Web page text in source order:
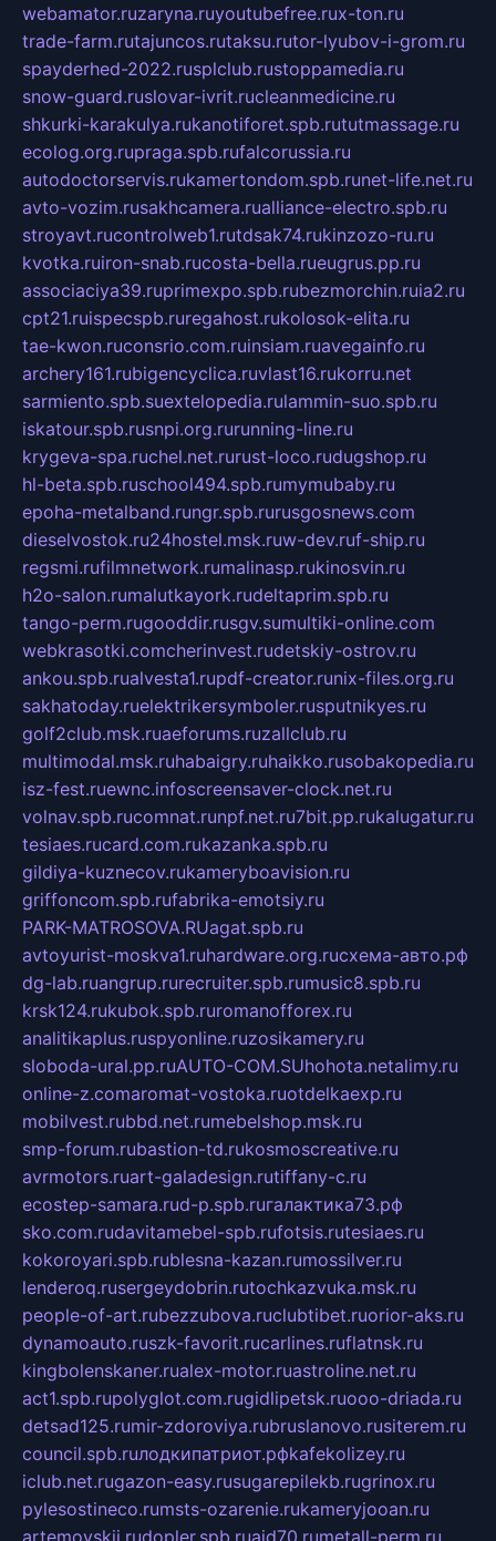
webamator.ruzaryna.ruyoutubefree.rux-ton.ru
trade-farm.rutajuncos.rutaksu.rutor-lyubov-i-grom.ru
spayderhed-2022.rusplclub.rustoppamedia.ru
snow-guard.ruslovar-ivrit.rucleanmedicine.ru
shkurki-karakulya.rukanotiforet.spb.rututmassage.ru
ecolog.org.rupraga.spb.rufalcorussia.ru
autodoctorservis.rukamertondom.spb.runet-life.net.ru
avto-vozim.rusakhcamera.rualliance-electro.spb.ru
stroyavt.rucontrolweb1.rutdsak74.rukinzozo-ru.ru
kvotka.ruiron-snab.rucosta-bella.rueugrus.pp.ru
associaciya39.ruprimexpo.spb.rubezmorchin.ruia2.ru
cpt21.ruispecspb.ruregahost.rukolosok-elita.ru
tae-kwon.ruconsrio.com.ruinsiam.ruavegainfo.ru
archery161.rubigencyclica.ruvlast16.rukorru.net
sarmiento.spb.suextelopedia.rulammin-suo.spb.ru
iskatour.spb.rusnpi.org.rurunning-line.ru
krygeva-spa.ruchel.net.rurust-loco.rudugshop.ru
hl-beta.spb.ruschool494.spb.rumymubaby.ru
epoha-metalband.rungr.spb.rurusgosnews.com
dieselvostok.ru24hostel.msk.ruw-dev.ruf-ship.ru
regsmi.rufilmnetwork.rumalinasp.rukinosvin.ru
h2o-salon.rumalutkayork.rudeltaprim.spb.ru
tango-perm.rugooddir.rusgv.sumultiki-online.com
webkrasotki.comcherinvest.rudetskiy-ostrov.ru
ankou.spb.rualvesta1.rupdf-creator.runix-files.org.ru
sakhatoday.ruelektrikersymboler.rusputnikyes.ru
golf2club.msk.ruaeforums.ruzallclub.ru
multimodal.msk.ruhabaigry.ruhaikko.rusobakopedia.ru
isz-fest.ruewnc.infoscreensaver-clock.net.ru
volnav.spb.rucomnat.runpf.net.ru7bit.pp.rukalugatur.ru
tesiaes.rucard.com.rukazanka.spb.ru
gildiya-kuznecov.rukameryboavision.ru
griffoncom.spb.rufabrika-emotsiy.ru
PARK-MATROSOVA.RUagat.spb.ru
avtoyurist-moskva1.ruhardware.org.ruсхема-авто.рф
dg-lab.ruangrup.rurecruiter.spb.rumusic8.spb.ru
krsk124.rukubok.spb.ruromanofforex.ru
analitikaplus.ruspyonline.ruzosikamery.ru
sloboda-ural.pp.ruAUTO-COM.SUhohota.netalimy.ru
online-z.comaromat-vostoka.ruotdelkaexp.ru
mobilvest.rubbd.net.rumebelshop.msk.ru
smp-forum.rubastion-td.rukosmoscreative.ru
avrmotors.ruart-galadesign.rutiffany-c.ru
ecostep-samara.rud-p.spb.ruгалактика73.рф
sko.com.rudavitamebel-spb.rufotsis.rutesiaes.ru
kokoroyari.spb.rublesna-kazan.rumossilver.ru
lenderoq.rusergeydobrin.rutochkazvuka.msk.ru
people-of-art.rubezzubova.ruclubtibet.ruorior-aks.ru
dynamoauto.ruszk-favorit.rucarlines.ruflatnsk.ru
kingbolenskaner.rualex-motor.ruastroline.net.ru
act1.spb.rupolyglot.com.rugidlipetsk.ruooo-driada.ru
detsad125.rumir-zdoroviya.rubruslanovo.rusiterem.ru
council.spb.ruлодкипатриот.рфkafekolizey.ru
iclub.net.rugazon-easy.rusugarepilekb.rugrinox.ru
pylesostineco.rumsts-ozarenie.rukameryjooan.ru
artemovskij.rudopler.spb.ruaid70.rumetall-perm.ru